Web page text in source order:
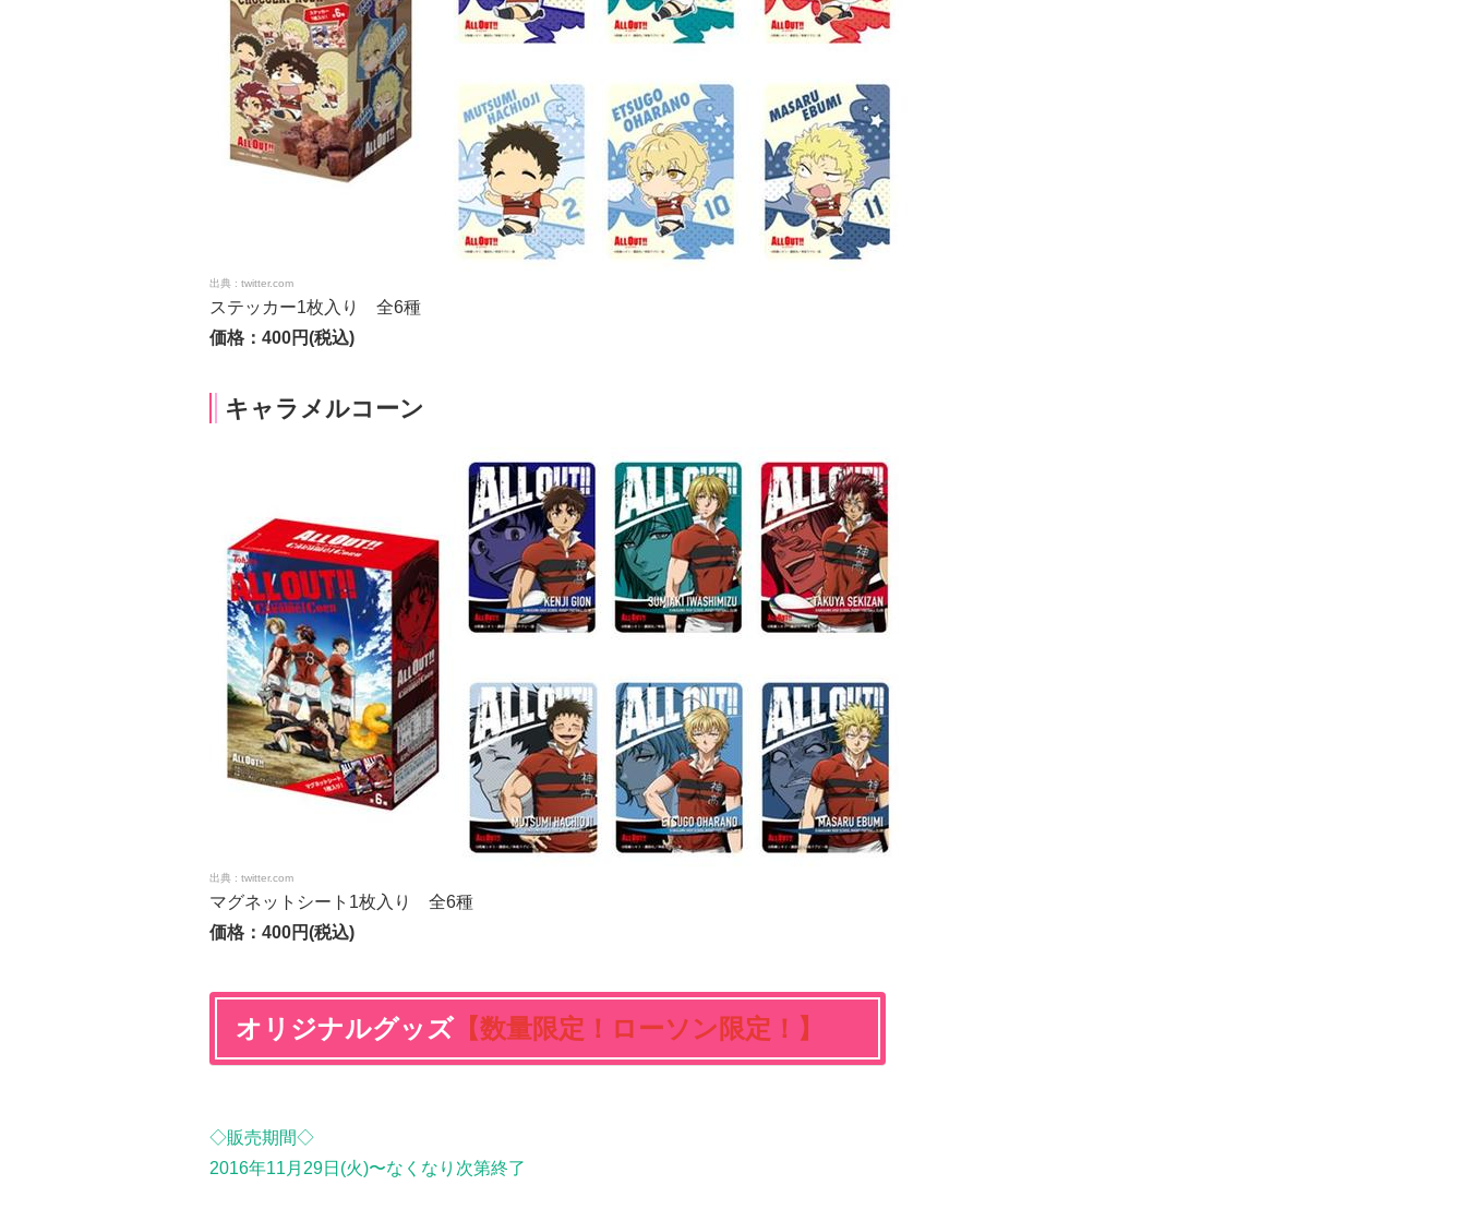
twitter.com
ステッカー1枚入り 全6種
価格：400円(税込)
キャラメルコーン
twitter.com
マグネットシート1枚入り 全6種
価格：400円(税込)
オリジナルグッズ【数量限定！ローソン限定！】
◇販売期間◇
2016年11月29日(火)〜なくなり次第終了